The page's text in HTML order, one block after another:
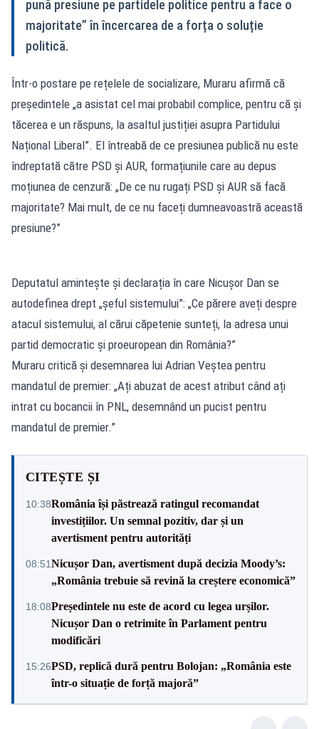
pună presiune pe partidele politice pentru a face o
majoritate” în încercarea de a forța o soluție
politică.
Într-o postare pe rețelele de socializare, Muraru afirmă că
președintele „a asistat cel mai probabil complice, pentru că și
tăcerea e un răspuns, la asaltul justiției asupra Partidului
Național Liberal”. El întreabă de ce presiunea publică nu este
îndreptată către PSD și AUR, formațiunile care au depus
moțiunea de cenzură: „De ce nu rugați PSD și AUR să facă
majoritate? Mai mult, de ce nu faceți dumneavoastră această
presiune?”
Deputatul amintește și declarația în care Nicușor Dan se
autodefinea drept „șeful sistemului”: „Ce părere aveți despre
atacul sistemului, al cărui căpetenie sunteți, la adresa unui
partid democratic și proeuropean din România?”
Muraru critică și desemnarea lui Adrian Veștea pentru
mandatul de premier: „Ați abuzat de acest atribut când ați
intrat cu bocancii în PNL, desemnând un pucist pentru
mandatul de premier.”
CITEȘTE ȘI
10:38România își păstrează ratingul recomandat
investițiilor. Un semnal pozitiv, dar și un
avertisment pentru autorități
08:51Nicușor Dan, avertisment după decizia Moody’s:
„România trebuie să revină la creștere economică”
18:08Președintele nu este de acord cu legea urșilor.
Nicușor Dan o retrimite în Parlament pentru
modificări
15:26PSD, replică dură pentru Bolojan: „România este
într-o situație de forță majoră”